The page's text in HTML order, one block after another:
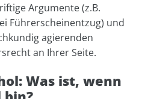
Argumente (z.B.
Führerscheinentzug) und
agierenden
an Ihrer Seite.
Was ist, wenn